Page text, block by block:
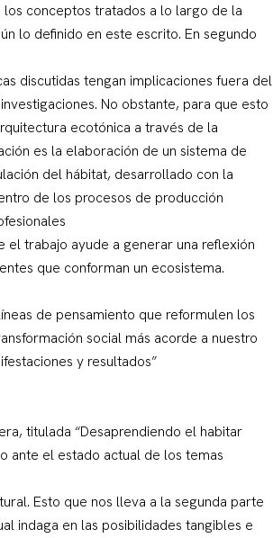
conceptos tratados a lo largo de la
lo definido en este escrito. En segundo
discutidas tengan implicaciones fuera del
No obstante, para que esto
ecotónica a través de la
es la elaboración de un sistema de
del hábitat, desarrollado con la
de los procesos de producción
el trabajo ayude a generar una reflexión
que conforman un ecosistema.
de pensamiento que reformulen los
social más acorde a nuestro
y resultados”
titulada “Desaprendiendo el habitar
ante el estado actual de los temas
Esto que nos lleva a la segunda parte
indaga en las posibilidades tangibles e